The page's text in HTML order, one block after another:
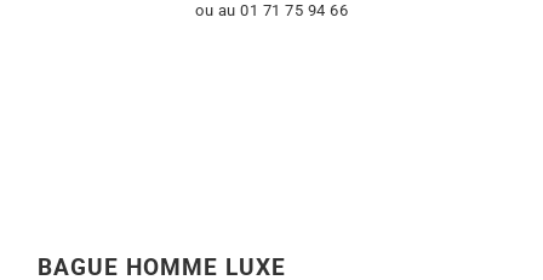
ou au 01 71 75 94 66
BAGUE HOMME LUXE